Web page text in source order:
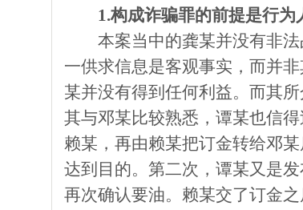
1.构成诈骗罪的前提是行
本案当中的龚某并没有非
一供求信息是客观事实，而并
某并没有得到任何利益。而其
其与邓某比较熟悉，谭某也信
赖某，再由赖某把订金转给邓
达到目的。第二次，谭某又是
再次确认要油。赖某交了订金